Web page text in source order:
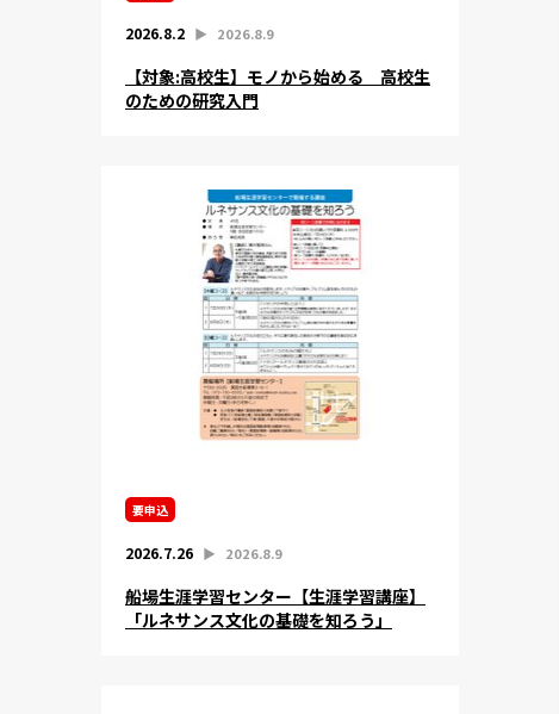
2026.8.2 ▶︎ 2026.8.9
【対象:高校生】モノから始める 高校生
のための研究入門
要申込
2026.7.26 ▶︎ 2026.8.9
船場生涯学習センター【生涯学習講座】
「ルネサンス文化の基礎を知ろう」